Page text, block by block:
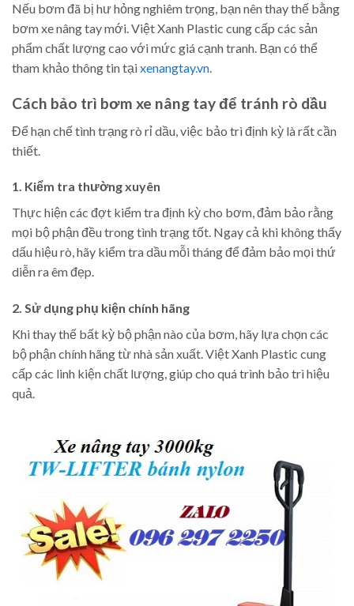
Nếu bơm đã bị hư hỏng nghiêm trọng, bạn nên thay thế bằng
bơm xe nâng tay mới. Việt Xanh Plastic cung cấp các sản
phẩm chất lượng cao với mức giá cạnh tranh. Bạn có thể
tham khảo thông tin tạixenangtay.vn.
Cách bảo trì bơm xe nâng tay để tránh rò dầu
Để hạn chế tình trạng rò rỉ dầu, việc bảo trì định kỳ là rất cần
thiết.
1. Kiểm tra thường xuyên
Thực hiện các đợt kiểm tra định kỳ cho bơm, đảm bảo rằng
mọi bộ phận đều trong tình trạng tốt. Ngay cả khi không thấy
dấu hiệu rò, hãy kiểm tra dầu mỗi tháng để đảm bảo mọi thứ
diễn ra êm đẹp.
2. Sử dụng phụ kiện chính hãng
Khi thay thế bất kỳ bộ phận nào của bơm, hãy lựa chọn các
bộ phận chính hãng từ nhà sản xuất. Việt Xanh Plastic cung
cấp các linh kiện chất lượng, giúp cho quá trình bảo trì hiệu
quả.